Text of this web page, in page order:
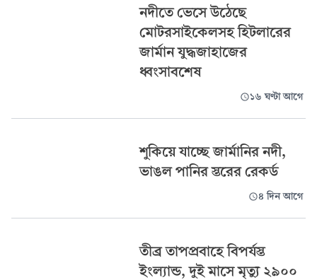
নদীতে ভেসে উঠেছে
মোটরসাইকেলসহ হিটলারের
জার্মান যুদ্ধজাহাজের
ধ্বংসাবশেষ
১৬ ঘণ্টা আগে
শুকিয়ে যাচ্ছে জার্মানির নদী,
ভাঙল পানির স্তরের রেকর্ড
৪ দিন আগে
তীব্র তাপপ্রবাহে বিপর্যস্ত
ইংল্যান্ড, দুই মাসে মৃত্যু ২৯০০